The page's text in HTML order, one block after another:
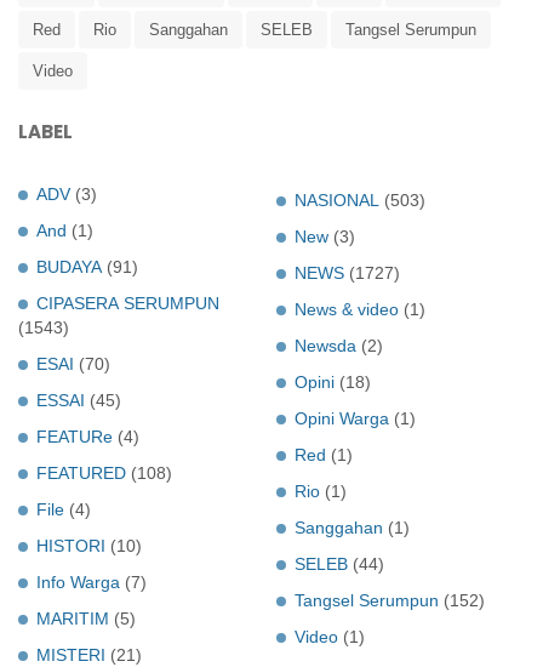
Red Rio Sanggahan SELEB Tangsel Serumpun
Video
LABEL
ADV (3)
And (1)
BUDAYA (91)
CIPASERA SERUMPUN
(1543)
ESAI (70)
ESSAI (45)
FEATURe (4)
FEATURED (108)
File (4)
HISTORI (10)
Info Warga (7)
MARITIM (5)
MISTERI (21)
NASIONAL
(503)
New (3)
NEWS (1727)
News & video (1)
Newsda (2)
Opini (18)
Opini Warga (1)
Red (1)
Rio (1)
Sanggahan (1)
SELEB (44)
Tangsel Serumpun (152)
Video (1)